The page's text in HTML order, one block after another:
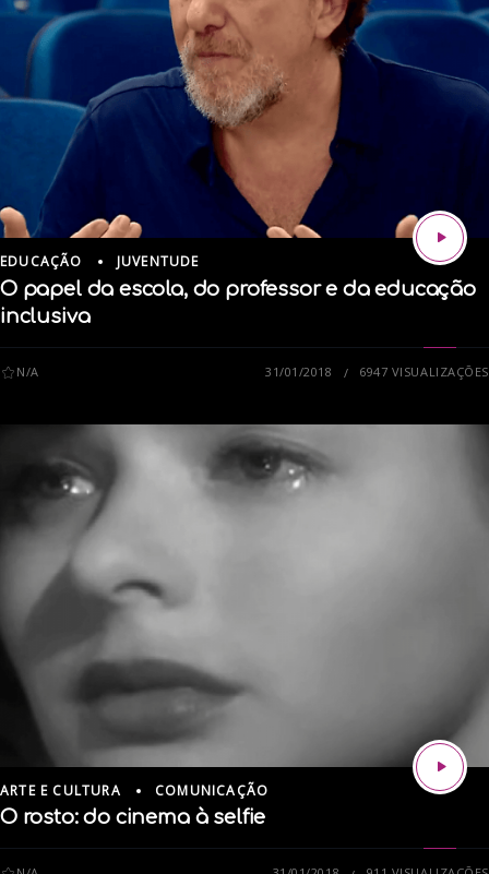
EDUCAÇÃO JUVENTUDE
O papel da escola, do professor e da educação
inclusiva
N/A 31/01/2018 6947 VISUALIZAÇÕES
ARTE E CULTURA COMUNICAÇÃO
O rosto: do cinema à selfie